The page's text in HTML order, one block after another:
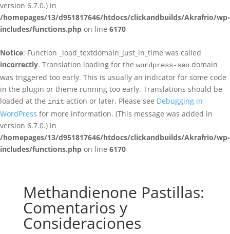
version 6.7.0.) in
/homepages/13/d951817646/htdocs/clickandbuilds/Akrafrio/wp-
includes/functions.php on line 6170
Notice: Function _load_textdomain_just_in_time was called
incorrectly. Translation loading for the wordpress-seo domain
was triggered too early. This is usually an indicator for some code
in the plugin or theme running too early. Translations should be
loaded at the init action or later. Please see Debugging in
WordPress for more information. (This message was added in
version 6.7.0.) in
/homepages/13/d951817646/htdocs/clickandbuilds/Akrafrio/wp-
includes/functions.php on line 6170
Methandienone Pastillas:
Comentarios y
Consideraciones